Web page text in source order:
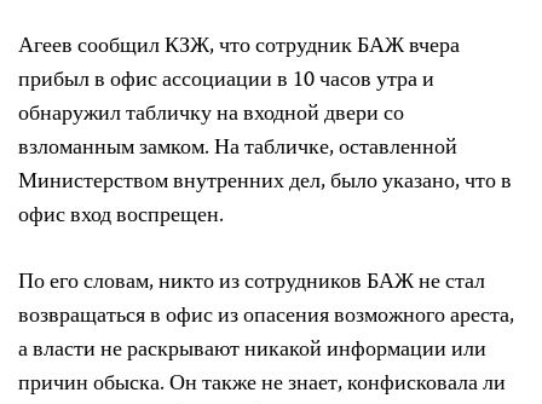
Агеев сообщил КЗЖ, что сотрудник БАЖ вчера
прибыл в офис ассоциации в 10 часов утра и
обнаружил табличку на входной двери со
взломанным замком. На табличке, оставленной
Министерством внутренних дел, было указано, что в
офис вход воспрещен.
По его словам, никто из сотрудников БАЖ не стал
возвращаться в офис из опасения возможного ареста,
а власти не раскрывают никакой информации или
причин обыска. Он также не знает, конфисковала ли